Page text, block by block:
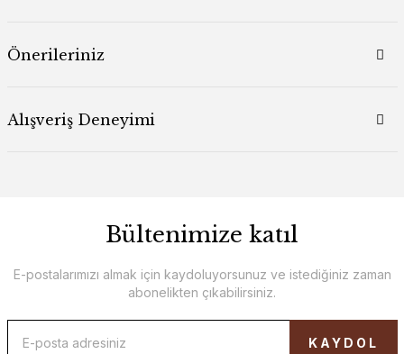
Önerileriniz
Alışveriş Deneyimi
Bültenimize katıl
E-postalarımızı almak için kaydoluyorsunuz ve istediğiniz zaman
abonelikten çıkabilirsiniz.
KAYDOL